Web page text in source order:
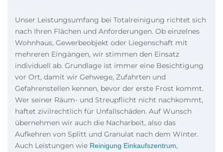
Unser Leistungsumfang bei Totalreinigung richtet sich
nach Ihren Flächen und Anforderungen. Ob einzelnes
Wohnhaus, Gewerbeobjekt oder Liegenschaft mit
mehreren Eingängen, wir stimmen den Einsatz
individuell ab. Grundlage ist immer eine Besichtigung
vor Ort, damit wir Gehwege, Zufahrten und
Gefahrenstellen kennen, bevor der erste Frost kommt.
Wer seiner Räum- und Streupflicht nicht nachkommt,
haftet zivilrechtlich für Unfallschäden. Auf Wunsch
übernehmen wir auch die Nacharbeit, also das
Aufkehren von Splitt und Granulat nach dem Winter.
Auch Leistungen wie Reinigung Einkaufszentrum,